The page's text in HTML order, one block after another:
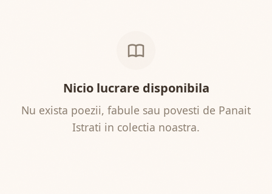
Nicio lucrare disponibila
Nu exista poezii, fabule sau povesti de Panait
Istrati in colectia noastra.